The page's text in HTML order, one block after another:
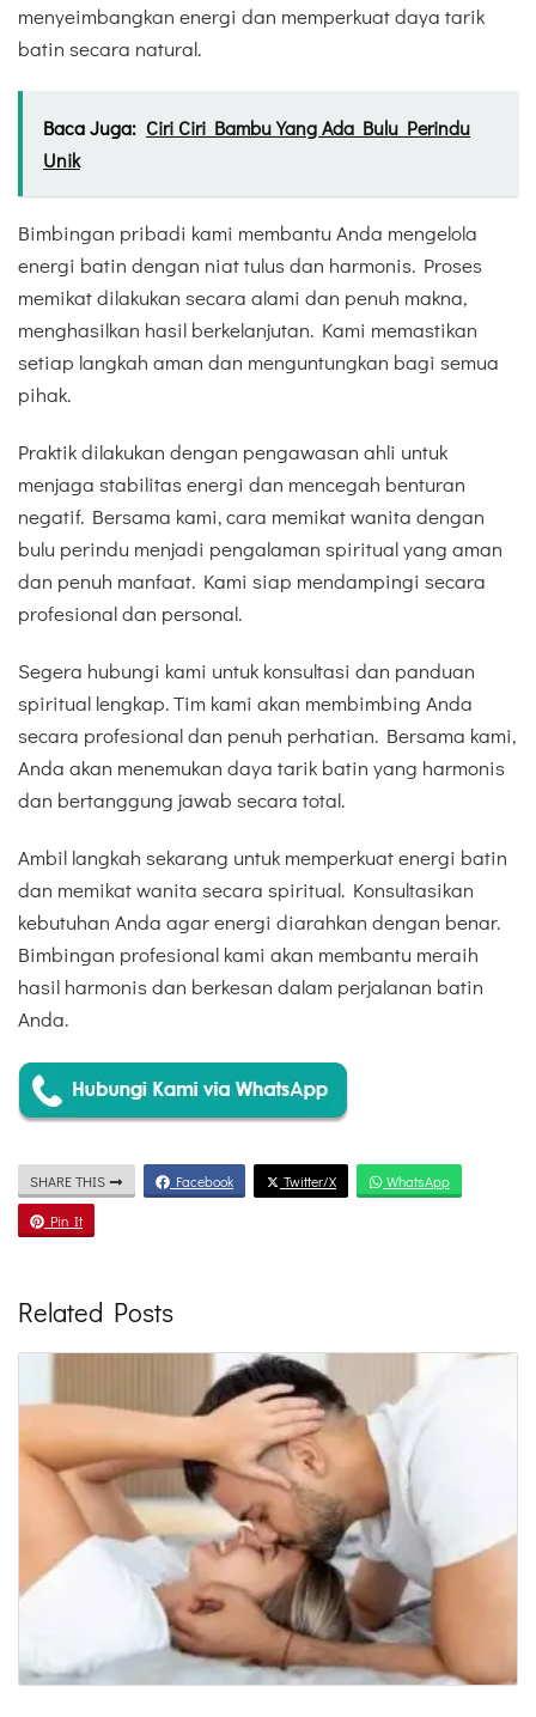
menyeimbangkan energi dan memperkuat daya tarik
batin secara natural.
Baca Juga: Ciri Ciri Bambu Yang Ada Bulu Perindu
Unik
Bimbingan pribadi kami membantu Anda mengelola
energi batin dengan niat tulus dan harmonis. Proses
memikat dilakukan secara alami dan penuh makna,
menghasilkan hasil berkelanjutan. Kami memastikan
setiap langkah aman dan menguntungkan bagi semua
pihak.
Praktik dilakukan dengan pengawasan ahli untuk
menjaga stabilitas energi dan mencegah benturan
negatif. Bersama kami, cara memikat wanita dengan
bulu perindu menjadi pengalaman spiritual yang aman
dan penuh manfaat. Kami siap mendampingi secara
profesional dan personal.
Segera hubungi kami untuk konsultasi dan panduan
spiritual lengkap. Tim kami akan membimbing Anda
secara profesional dan penuh perhatian. Bersama kami,
Anda akan menemukan daya tarik batin yang harmonis
dan bertanggung jawab secara total.
Ambil langkah sekarang untuk memperkuat energi batin
dan memikat wanita secara spiritual. Konsultasikan
kebutuhan Anda agar energi diarahkan dengan benar.
Bimbingan profesional kami akan membantu meraih
hasil harmonis dan berkesan dalam perjalanan batin
Anda.
SHARE THIS Facebook Twitter/X WhatsApp
Pin It
Related Posts